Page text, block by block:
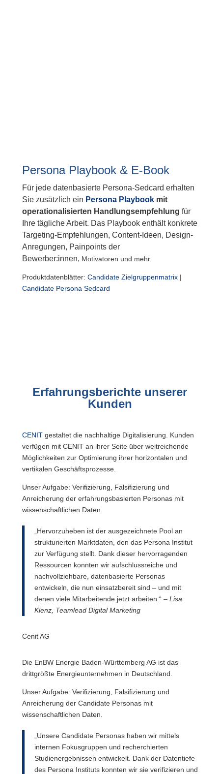
Persona Playbook & E-Book
Für jede datenbasierte Persona-Sedcard erhalten
Sie zusätzlich ein Persona Playbookmit
operationalisierten Handlungsempfehlung für
Ihre tägliche Arbeit. Das Playbook enthält konkrete
Targeting-Empfehlungen, Content-Ideen, Design-
Anregungen, Painpoints der
Bewerber:innen, Motivatoren und mehr.
Produktdatenblätter: Candidate Zielgruppenmatrix|
Candidate Persona Sedcard
Erfahrungsberichte unserer
Kunden
CENITgestaltet die nachhaltige Digitalisierung. Kunden
verfügen mit CENIT an ihrer Seite über weitreichende
Möglichkeiten zur Optimierung ihrer horizontalen und
vertikalen Geschäftsprozesse.
Unser Aufgabe: Verifizierung, Falsifizierung und
Anreicherung der erfahrungsbasierten Personas mit
wissenschaftlichen Daten.
„Hervorzuheben ist der ausgezeichnete Pool an
strukturierten Marktdaten, den das Persona Institut
zur Verfügung stellt. Dank dieser hervorragenden
Ressourcen konnten wir aufschlussreiche und
nachvollziehbare, datenbasierte Personas
entwickeln, die nun einsatzbereit sind – und mit
denen viele Mitarbeitende jetzt arbeiten.“ –Lisa
Klenz, Teamlead Digital Marketing
Cenit AG
Die EnBW Energie Baden-Württemberg AG ist das
drittgrößte Energieunternehmen in Deutschland.
Unser Aufgabe: Verifizierung, Falsifizierung und
Anreicherung der Candidate Personas mit
wissenschaftlichen Daten.
„Unsere Candidate Personas haben wir mittels
internen Fokusgruppen und recherchierten
Studienergebnissen entwickelt. Dank der Datentiefe
des Persona Instituts konnten wir sie verifizieren und